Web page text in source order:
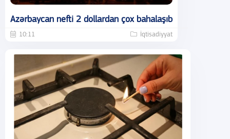
Azərbaycan nefti 2 dollardan çox bahalaşıb
10:11 İqtisadiyyat